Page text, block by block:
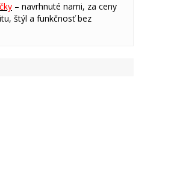
– navrhnuté nami, za ceny
štýl a funkčnosť bez